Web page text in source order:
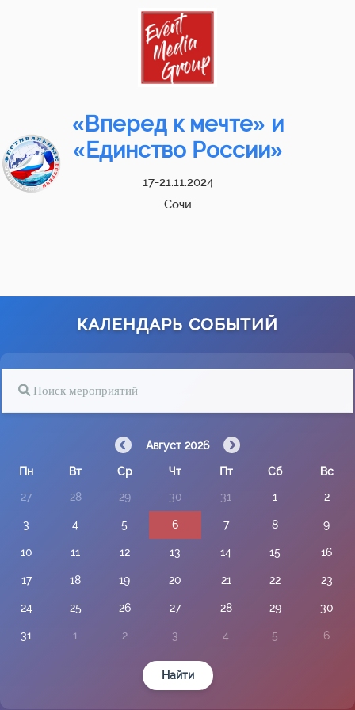
«Вперед к мечте» и
«Единство России»
17-21.11.2024
Сочи
КАЛЕНДАРЬ СОБЫТИЙ
Август 2026
Пн Вт Ср Чт Пт Сб
Вс
27
28 29 30 31 1 2
3 4 5 6 7 8 9
10 11 12 13 14 15 16
17 18 19 20 21 22 23
24 25 26 27 28 29 30
31 1 2 3 4 5 6
Найти